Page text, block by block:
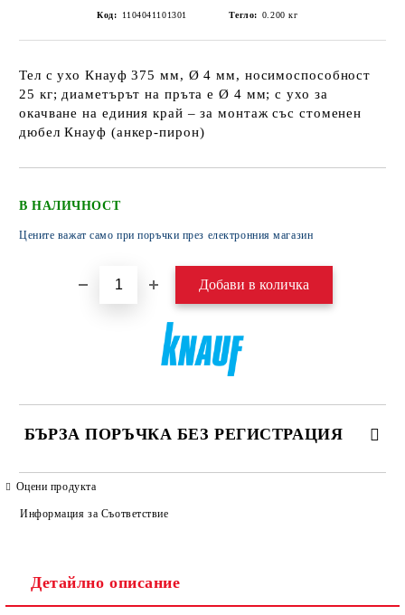
Код: 1104041101301 Тегло: 0.200 кг
Тел с ухо Кнауф 375 мм, Ø 4 мм, носимоспособност
25 кг; диаметърът на пръта е Ø 4 мм; с ухо за
окачване на единия край – за монтаж със стоменен
дюбел Кнауф (анкер-пирон)
В НАЛИЧНОСТ
Цените важат само при поръчки през електронния магазин
БЪРЗА ПОРЪЧКА БЕЗ РЕГИСТРАЦИЯ
Оцени продукта
Информация за Съответствие
Детайлно описание